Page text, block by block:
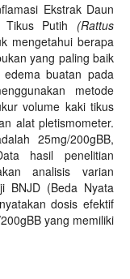
Ekstrak Daun
Putih (Rattus
mengetahui berapa
yang paling baik
edema buatan pada
metode
volume kaki tikus
alat pletismometer.
25mg/200gBB,
hasil penelitian
analisis varian
BNJD (Beda Nyata
dosis efektif
yang memiliki